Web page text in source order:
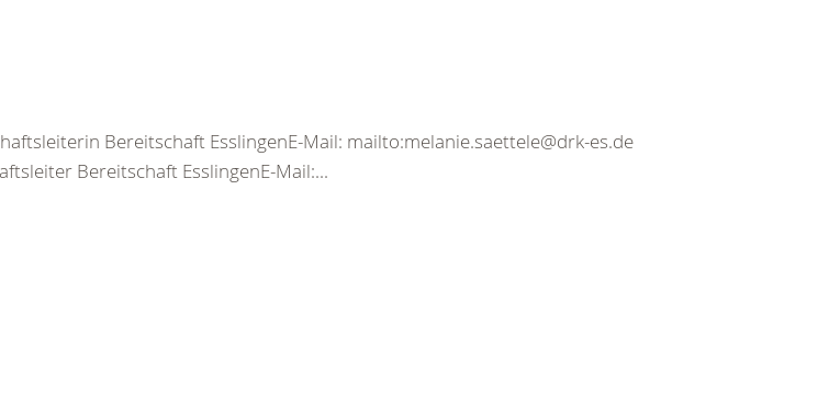
Bereitschaft EsslingenE-Mail: mailto:melanie.saettele@drk-es.de
Bereitschaft EsslingenE-Mail:...